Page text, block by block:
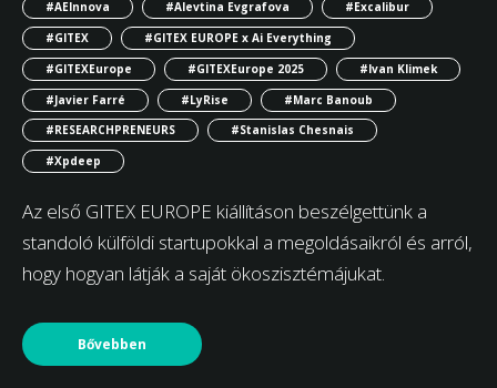
#AEInnova #Alevtina Evgrafova
#Excalibur
#GITEX
#GITEX EUROPE x Ai Everything
#GITEXEurope
#GITEXEurope 2025
#Ivan Klimek
#Javier Farré
#LyRise
#Marc Banoub
#RESEARCHPRENEURS
#Stanislas Chesnais
#Xpdeep
Az első GITEX EUROPE kiállításon beszélgettünk a
standoló külföldi startupokkal a megoldásaikról és arról,
hogy hogyan látják a saját ökoszisztémájukat.
Bővebben